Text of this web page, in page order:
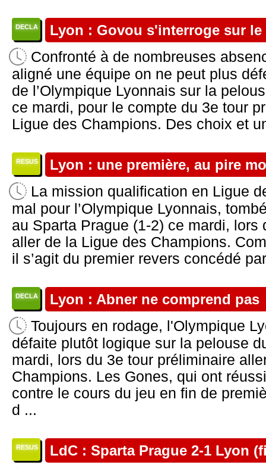
DECLA Lyon : Govou s'interroge sur le
Confronté à de nombreuses
aligné une équipe on ne peut plus
de l’Olympique Lyonnais sur la
ce mardi, pour le compte du 3e tour
Ligue des Champions. Des choix et
RESUS Lyon : une première, au pire
La mission qualification en Ligue
mal pour l’Olympique Lyonnais,
au Sparta Prague (1-2) ce mardi, lors
aller de la Ligue des Champions.
il s’agit du premier revers concédé
DECLA Lyon : Abner ne comprend pas
Toujours en rodage, l'Olympique
défaite plutôt logique sur la pelouse
mardi, lors du 3e tour préliminaire
Champions. Les Gones, qui ont
contre le cours du jeu en fin de
d ...
RESUS LdC : Sparta Prague 2-1 Lyon